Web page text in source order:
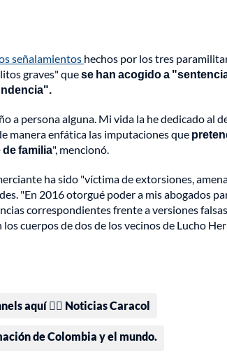
señalamientos hechos por los tres
graves" quese han acogido a
a persona alguna. Mi vida la he dedicado al
manera enfática las imputaciones que
familia", mencionó.
ha sido "víctima de extorsiones,
"En 2016 otorgué poder a mis abogados
correspondientes frente a versiones
cuerpos de dos de los vecinos de Lucho
aquí 👉🏻 Noticias Caracol
de Colombia y el mundo.